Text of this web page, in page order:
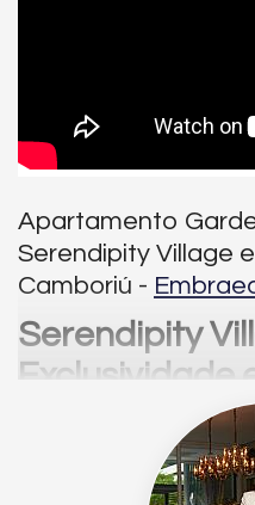
Apartamento
Serendipity Village
Camboriú -
Serendipity
Exclusividade
coração de
Camboriú.
Serendipity Village, padrão